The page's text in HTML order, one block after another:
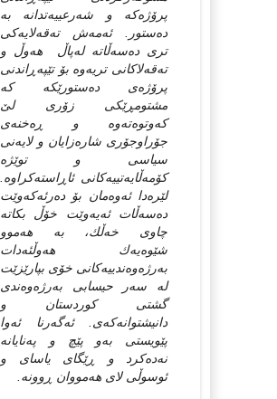
پرۆژه‌كه‌ و شه‌رعییه‌تدانه‌ به‌
ده‌ستور. ئه‌مه‌ش ته‌قه‌لایه‌كی
تری ده‌سه‌ڵاته‌ له‌پاڵ هه‌وڵ و
ته‌قه‌لاكانی تریه‌وه‌ بۆ تێپه‌ڕاندنی
پرۆژه‌ی ده‌ستورێكه‌ كه‌
مشتومڕێكی زۆری لێ
كه‌وتوه‌ته‌وه‌ و ڕه‌خنه‌ی
جۆراوجۆری شاره‌زایان و لایه‌نی
سیاسی و توێژه‌
كۆمه‌ڵایه‌تییه‌كانی ئاڕاسته‌كراوه‌.
لێره‌دا ئه‌وه‌مان بۆ ده‌رئه‌كه‌وێت
ده‌سه‌ڵات ئه‌یه‌وێت خۆڵ بكاته‌
چاوی خه‌ڵك، به‌ هه‌موو
شێوه‌یه‌ك هه‌وڵئه‌دات
به‌رژه‌وه‌ندییه‌كانی خۆی بپارێزێت
له‌ سه‌ر حیسابی به‌رژه‌وه‌ندی
گشتی كوردستان و
دانیشتوانه‌كه‌ی. ئه‌گه‌رنا ئه‌وا
پێویستی به‌و پێچ و په‌نایانه‌
نه‌ده‌كرد و ڕێگای یاسای و
ئوسوڵی لای هه‌مووان ڕوونه‌.